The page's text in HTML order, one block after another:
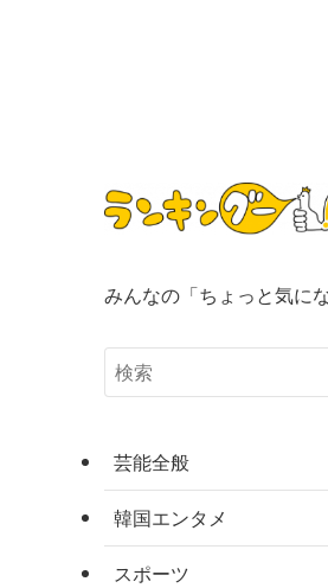
みんなの「ちょっと気に
芸能全般
韓国エンタメ
スポーツ